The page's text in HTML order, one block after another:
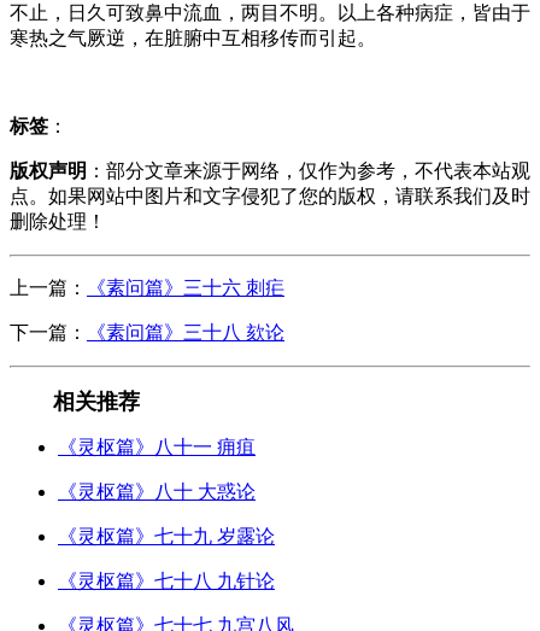
不止，日久可致鼻中流血，两目不明。以上各种病症，皆由于
寒热之气厥逆，在脏腑中互相移传而引起。
标签 ：
版权声明 ：部分文章来源于网络，仅作为参考，不代表本站观
点。如果网站中图片和文字侵犯了您的版权，请联系我们及时
删除处理！
上一篇： 《素问篇》三十六 刺疟
下一篇： 《素问篇》三十八 欬论
相关推荐
《灵枢篇》八十一 痈疽
《灵枢篇》八十 大惑论
《灵枢篇》七十九 岁露论
《灵枢篇》七十八 九针论
《灵枢篇》七十七 九宫八风